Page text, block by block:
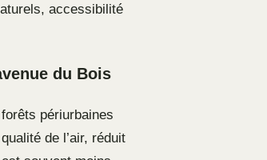
accessibilité
du Bois
périurbaines
de l’air, réduit